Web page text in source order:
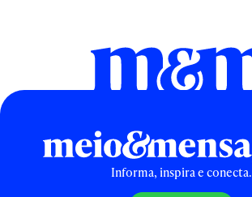
Informa, inspira e conecta.